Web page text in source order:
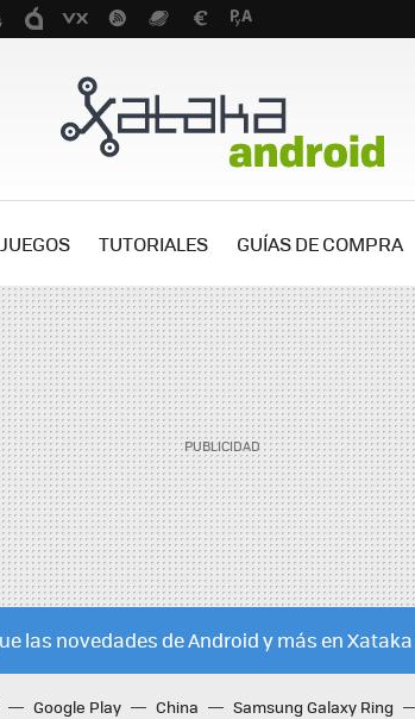
JUEGOS TUTORIALES GUÍAS DE COMPRA
las novedades de Android y más en
Google Play China Samsung Galaxy Ring